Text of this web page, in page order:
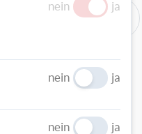
nein ja
nein ja
nein ja